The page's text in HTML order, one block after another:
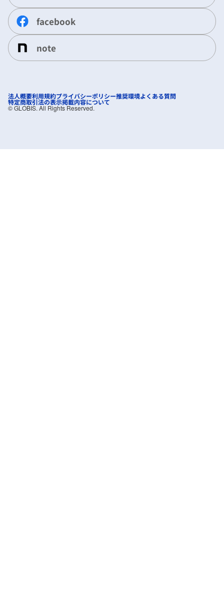
facebook
note
法人概要利用規約プライバシーポリシー推奨環境よくある質問
特定商取引法の表示掲載内容について
©︎ GLOBIS. All Rights Reserved.